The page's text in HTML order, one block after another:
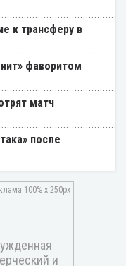
к трансферу в
фаворитом
матч
после